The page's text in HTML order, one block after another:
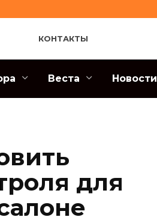
КОНТАКТЫ
Веста Новости
для